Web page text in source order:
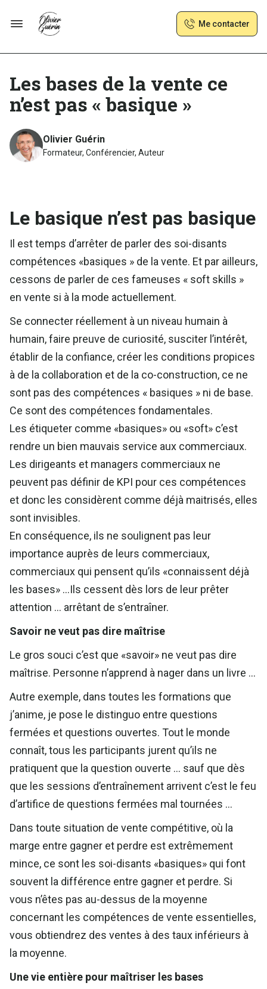
Me contacter
Les bases de la vente ce
n’est pas « basique »
Olivier Guérin
Formateur, Conférencier, Auteur
Le basique n’est pas basique
Il est temps d’arrêter de parler des soi-disants
compétences «basiques » de la vente. Et par ailleurs,
cessons de parler de ces fameuses « soft skills »
en vente si à la mode actuellement.
Se connecter réellement à un niveau humain à
humain, faire preuve de curiosité, susciter l’intérêt,
établir de la confiance, créer les conditions propices
à de la collaboration et de la co-construction, ce ne
sont pas des compétences « basiques » ni de base.
Ce sont des compétences fondamentales.
Les étiqueter comme «basiques» ou «soft» c’est
rendre un bien mauvais service aux commerciaux.
Les dirigeants et managers commerciaux ne
peuvent pas définir de KPI pour ces compétences
et donc les considèrent comme déjà maitrisés, elles
sont invisibles.
En conséquence, ils ne soulignent pas leur
importance auprès de leurs commerciaux,
commerciaux qui pensent qu’ils «connaissent déjà
les bases» …Ils cessent dès lors de leur prêter
attention … arrêtant de s’entraîner.
Savoir ne veut pas dire maîtrise
Le gros souci c’est que «savoir» ne veut pas dire
maîtrise. Personne n’apprend à nager dans un livre …
Autre exemple, dans toutes les formations que
j’anime, je pose le distinguo entre questions
fermées et questions ouvertes. Tout le monde
connaît, tous les participants jurent qu’ils ne
pratiquent que la question ouverte … sauf que dès
que les sessions d’entraînement arrivent c’est le feu
d’artifice de questions fermées mal tournées …
Dans toute situation de vente compétitive, où la
marge entre gagner et perdre est extrêmement
mince, ce sont les soi-disants «basiques» qui font
souvent la différence entre gagner et perdre. Si
vous n’êtes pas au-dessus de la moyenne
concernant les compétences de vente essentielles,
vous obtiendrez des ventes à des taux inférieurs à
la moyenne.
Une vie entière pour maîtriser les bases